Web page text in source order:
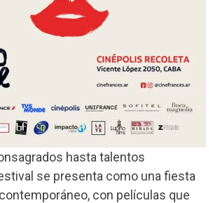
hasta talentos
se presenta como una fiesta
con películas que